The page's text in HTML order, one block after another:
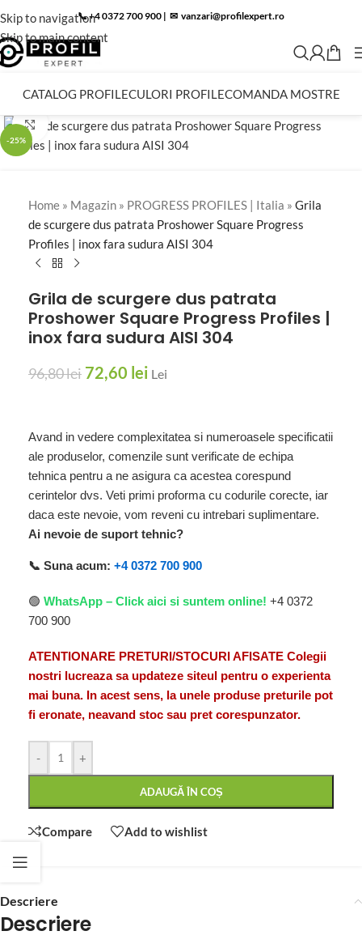
Skip to navigation
Skip to main content
📞 +4 0372 700 900 | ✉︎ vanzari@profilexpert.ro
CATALOG PROFILECULORI PROFILECOMANDA MOSTRE
-25%
Click to enlarge
Home » Magazin » PROGRESS PROFILES | Italia » Grila
de scurgere dus patrata Proshower Square Progress
Profiles | inox fara sudura AISI 304
Grila de scurgere dus patrata
Proshower Square Progress Profiles |
inox fara sudura AISI 304
96,80lei 72,60 lei Lei
Avand in vedere complexitatea si numeroasele specificatii
ale produselor, comenzile sunt verificate de echipa
tehnica pentru a ne asigura ca acestea corespund
cerintelor dvs. Veti primi proforma cu codurile corecte, iar
daca este nevoie, vom reveni cu intrebari suplimentare.
Ai nevoie de suport tehnic?
📞 Suna acum: +4 0372 700 900
🟢 WhatsApp – Click aici si suntem online! +4 0372
700 900
ATENTIONARE PRETURI/STOCURI AFISATE Colegii
nostri lucreaza sa updateze siteul pentru o experienta
mai buna. In acest sens, la unele produse preturile pot
fi eronate, neavand stoc sau pret corespunzator.
- +
ADAUGĂ ÎN COȘ
Compare Add to wishlist
Descriere
Descriere